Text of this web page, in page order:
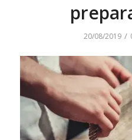
20/08/2019 /